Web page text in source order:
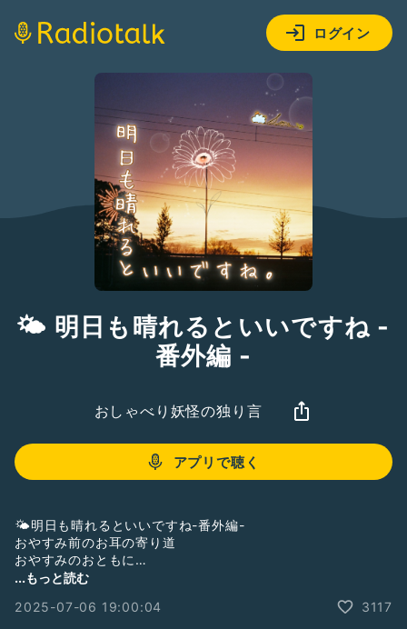
ログイン
🌤 明日も晴れるといいですね -
番外編 -
おしゃべり妖怪の独り言
アプリで聴く
🌤明日も晴れるといいですね-番外編-
おやすみ前のお耳の寄り道
おやすみのおともに…
どちらを選ぶ？
今日もよく頑張ったアナタに
...もっと読む
2025-07-06 19:00:04
3117